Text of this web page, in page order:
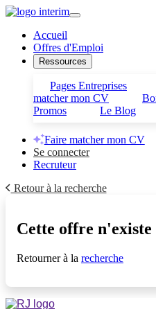
Accueil
Offres d'Emploi
Ressources
Pages Entreprises
matcher mon CV
Promos
Le Blog
Faire matcher mon CV
Se connecter
Recruteur
Retour à la recherche
Cette offre n'existe
Retourner à la recherche